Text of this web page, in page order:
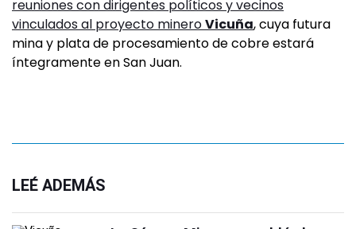
reuniones con dirigentes políticos y vecinos
vinculados al proyecto mineroVicuña, cuya futura
mina y plata de procesamiento de cobre estará
íntegramente en San Juan.
LEÉ ADEMÁS